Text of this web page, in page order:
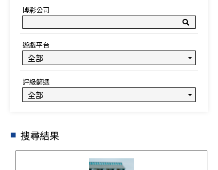
博彩公司
遊戲平台
評級篩選
搜尋結果